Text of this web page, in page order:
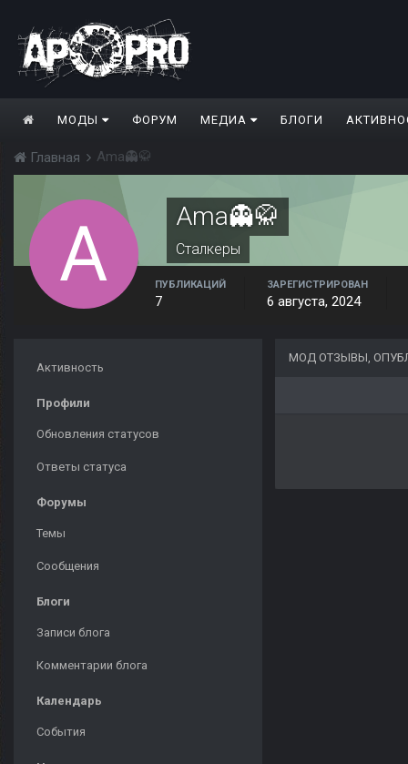
МОДЫ ФОРУМ МЕДИА БЛОГИ
Главная Ama👻🥋
Ama👻🥋
Сталкеры
ПУБЛИКАЦИЙ
7
ЗАРЕГИСТРИРОВАН
6 августа, 2024
Активность
Профили
Обновления статусов
Ответы статуса
Форумы
Темы
Сообщения
Блоги
Записи блога
Комментарии блога
Календарь
События
МОД ОТЗЫВЫ,